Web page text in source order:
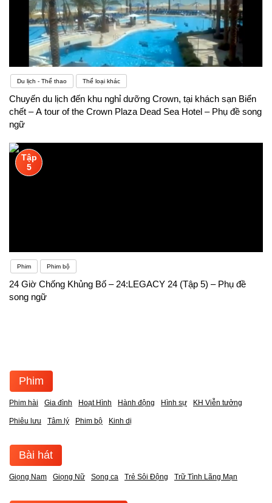
Du lịch - Thể thao Thể loại khác
Chuyến du lịch đến khu nghỉ dưỡng Crown, tại khách sạn Biển
chết – A tour of the Crown Plaza Dead Sea Hotel – Phụ đề song
ngữ
Tập
5
Phim Phim bộ
24 Giờ Chống Khủng Bố – 24:LEGACY 24 (Tập 5) – Phụ đề
song ngữ
Phim
Phim hài Gia đình Hoạt Hình Hành động Hình sự KH Viễn tưởng
Phiêu lưu Tâm lý Phim bộ Kinh dị
Bài hát
Giọng Nam Giọng Nữ Song ca Trẻ Sôi Động Trữ Tình Lãng Mạn